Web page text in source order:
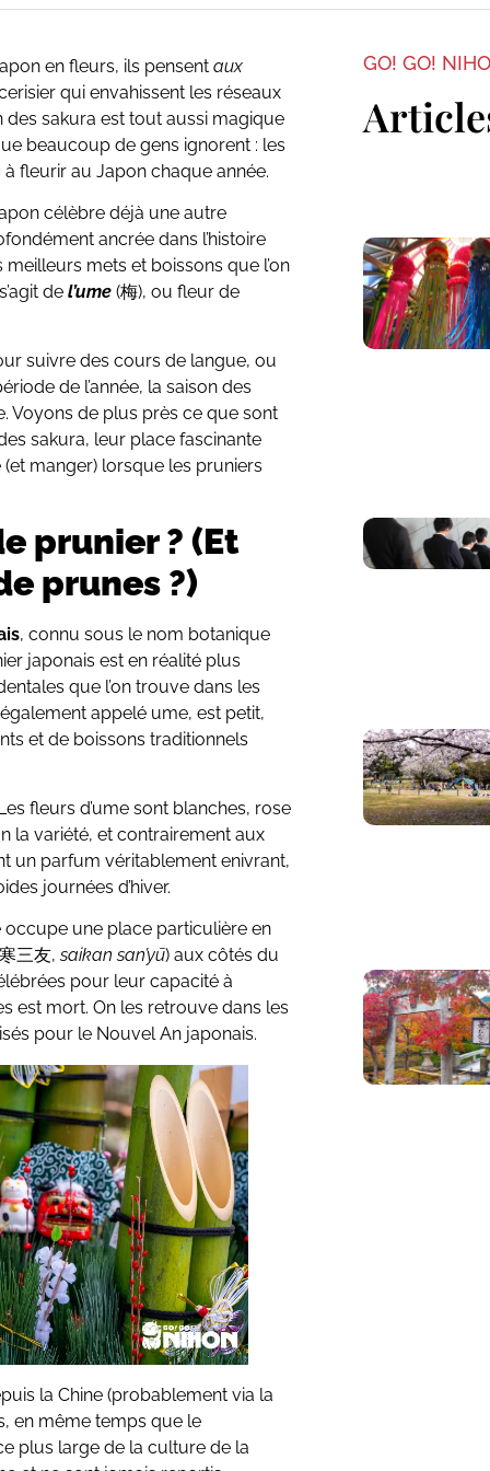
en fleurs, ils pensentaux
qui envahissent les réseaux
sakura est tout aussi magique
beaucoup de gens ignorent : les
fleurir au Japon chaque année.
célèbre déjà une autre
ancrée dans l’histoire
mets et boissons que l’on
del’ume(梅), ou fleur de
suivre des cours de langue, ou
de l’année, la saison des
Voyons de plus près ce que sont
sakura, leur place fascinante
(et manger) lorsque les pruniers
prunier ? (Et
prunes ?)
, connu sous le nom botanique
japonais est en réalité plus
que l’on trouve dans les
appelé ume, est petit,
et de boissons traditionnels
fleurs d’ume sont blanches, rose
la variété, et contrairement aux
un parfum véritablement enivrant,
journées d’hiver.
occupe une place particulière en
三友,saikan san’yū) aux côtés du
pour leur capacité à
est mort. On les retrouve dans les
pour le Nouvel An japonais.
la Chine (probablement via la
en même temps que le
plus large de la culture de la
GO! GO!